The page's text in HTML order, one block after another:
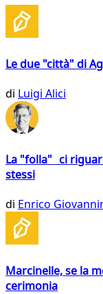
Le due "città" di
di Luigi Alici
La "folla" ci
stessi
di Enrico
Marcinelle, se la
cerimonia